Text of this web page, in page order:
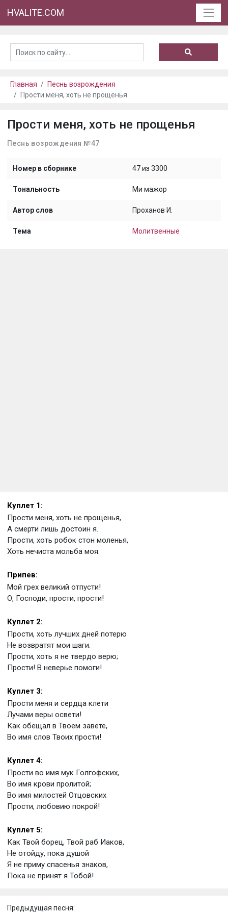
HVALITE.COM
Главная
Песнь возрождения
Прости меня, хоть не прощенья
Прости меня, хоть не прощенья
Песнь возрождения №47
Номер в сборнике 47 из 3300
Тональность Ми мажор
Автор слов Проханов И.
Тема Молитвенные
Куплет 1:
Прости меня, хоть не прощенья,
А смерти лишь достоин я.
Прости, хоть робок стон моленья,
Хоть нечиста мольба моя.
Припев:
Мой грех великий отпусти!
О, Господи, прости, прости!
Куплет 2:
Прости, хоть лучших дней потерю
Не возвратят мои шаги.
Прости, хоть я не твердо верю;
Прости! В неверье помоги!
Куплет 3:
Прости меня и сердца клети
Лучами веры освети!
Как обещал в Твоем завете,
Во имя слов Твоих прости!
Куплет 4:
Прости во имя мук Голгофских,
Во имя крови пролитой;
Во имя милостей Отцовских
Прости, любовию покрой!
Куплет 5:
Как Твой борец, Твой раб Иаков,
Не отойду, пока душой
Я не приму спасенья знаков,
Пока не принят я Тобой!
Предыдущая песня: